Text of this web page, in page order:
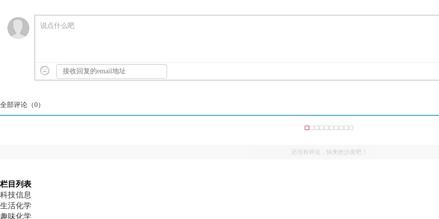
说点什么吧
全部评论（0）
还没有评论，快来抢沙发吧！
栏目列表
科技信息
生活化学
趣味化学